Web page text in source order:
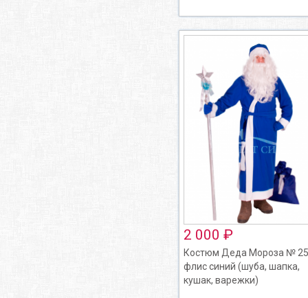
2 000 ₽
Костюм Деда Мороза №
флис синий (шуба, шапка,
кушак, варежки)